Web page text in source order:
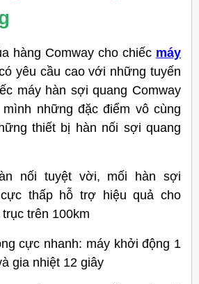
hàng Comway cho chiếc máy
yêu cầu cao với những tuyến
máy hàn sợi quang Comway
những đặc điểm vô cùng
thiết bị hàn nối sợi quang
nối tuyệt vời, mối hàn sợi
thấp hỗ trợ hiệu quả cho
trên 100km
cực nhanh: máy khởi động 1
gia nhiệt 12 giây